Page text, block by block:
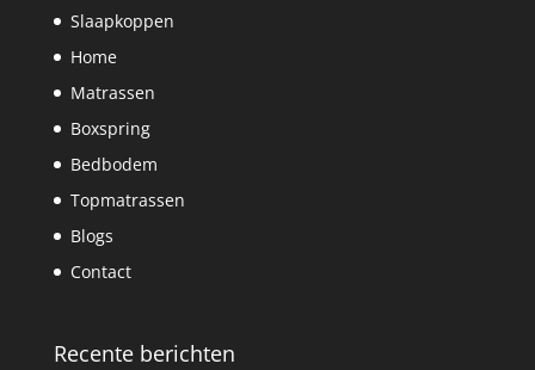
Slaapkoppen
Home
Matrassen
Boxspring
Bedbodem
Topmatrassen
Blogs
Contact
Recente berichten